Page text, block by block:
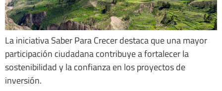
La iniciativa Saber Para Crecer destaca que una mayor
participación ciudadana contribuye a fortalecer la
sostenibilidad y la confianza en los proyectos de
inversión.